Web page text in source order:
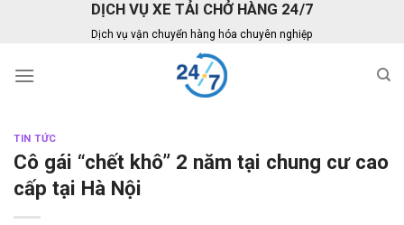
DỊCH VỤ XE TẢI CHỞ HÀNG 24/7
Dịch vụ vận chuyển hàng hóa chuyên nghiệp
TIN TỨC
Cô gái “chết khô” 2 năm tại chung cư cao
cấp tại Hà Nội